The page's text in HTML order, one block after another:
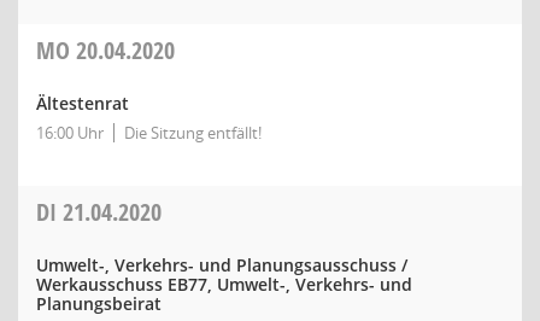
MO 20.04.2020
Ältestenrat
16:00 Uhr Die Sitzung entfällt!
DI 21.04.2020
Umwelt-, Verkehrs- und Planungsausschuss /
Werkausschuss EB77, Umwelt-, Verkehrs- und
Planungsbeirat